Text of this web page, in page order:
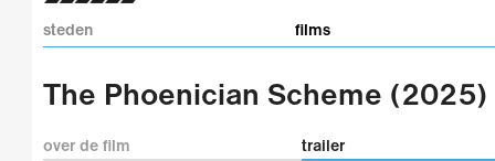
steden films
The Phoenician Scheme (2025)
over de film trailer